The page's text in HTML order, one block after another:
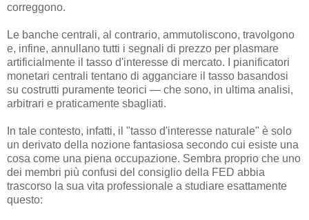
correggono.
Le banche centrali, al contrario, ammutoliscono, travolgono
e, infine, annullano tutti i segnali di prezzo per plasmare
artificialmente il tasso d'interesse di mercato. I pianificatori
monetari centrali tentano di agganciare il tasso basandosi
su costrutti puramente teorici — che sono, in ultima analisi,
arbitrari e praticamente sbagliati.
In tale contesto, infatti, il "tasso d'interesse naturale" è solo
un derivato della nozione fantasiosa secondo cui esiste una
cosa come una piena occupazione. Sembra proprio che uno
dei membri più confusi del consiglio della FED abbia
trascorso la sua vita professionale a studiare esattamente
questo: